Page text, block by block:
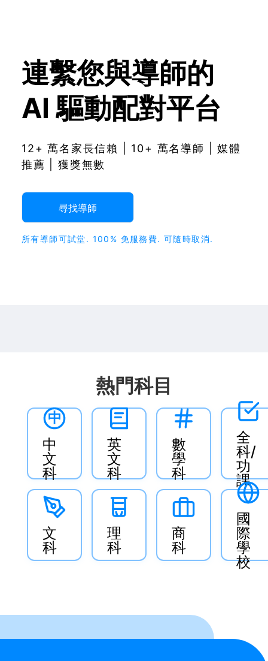
連繫您與導師的
AI 驅動配對平台
12+ 萬名家長信賴 | 10+ 萬名導師 | 媒體
推薦 | 獲獎無數
尋找導師
所有導師可試堂. 100% 免服務費. 可隨時取消.
熱門科目
中
中
文
科
英
文
科
數
學
科
全
科/
功
課
文
科
理
科
商
科
國
際
學
校